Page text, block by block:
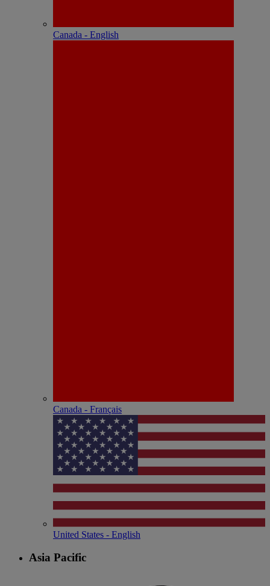
Canada - English
Canada - Français
United States - English
Asia Pacific